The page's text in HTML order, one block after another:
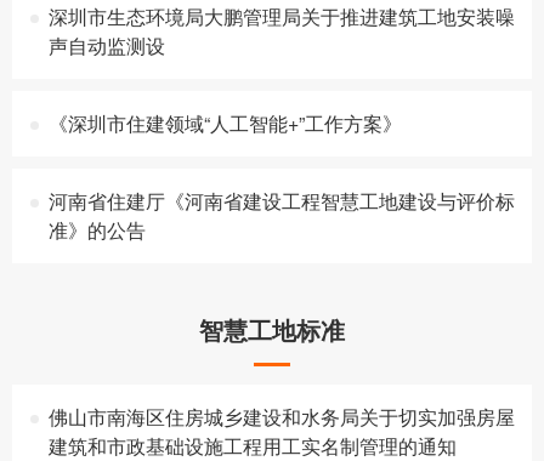
深圳市生态环境局大鹏管理局关于推进建筑工地安装噪
声自动监测设
《深圳市住建领域“人工智能+”工作方案》
河南省住建厅《河南省建设工程智慧工地建设与评价标
准》的公告
智慧工地标准
佛山市南海区住房城乡建设和水务局关于切实加强房屋
建筑和市政基础设施工程用工实名制管理的通知